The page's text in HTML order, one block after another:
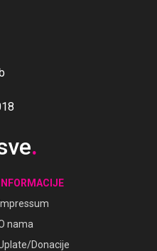
.
INFORMACIJE
Impressum
nama
Donacije